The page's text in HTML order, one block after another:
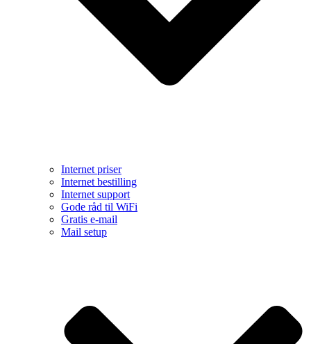
Internet priser
Internet bestilling
Internet support
Gode råd til WiFi
Gratis e-mail
Mail setup